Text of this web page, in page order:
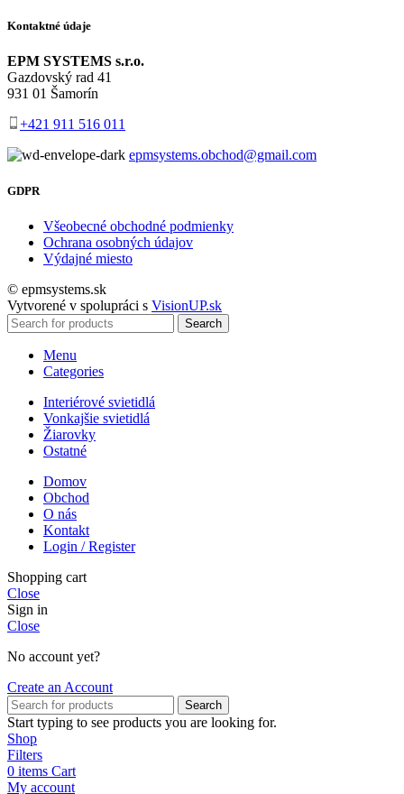
Kontaktné údaje
EPM SYSTEMS s.r.o.
Gazdovský rad 41
931 01 Šamorín
+421 911 516 011
epmsystems.obchod@gmail.com
GDPR
Všeobecné obchodné podmienky
Ochrana osobných údajov
Výdajné miesto
© epmsystems.sk
Vytvorené v spolupráci s VisionUP.sk
Search
Menu
Categories
Interiérové svietidlá
Vonkajšie svietidlá
Žiarovky
Ostatné
Domov
Obchod
O nás
Kontakt
Login / Register
Shopping cart
Close
Sign in
Close
No account yet?
Create an Account
Search
Start typing to see products you are looking for.
Shop
Filters
0 items Cart
My account